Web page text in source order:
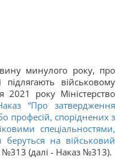
минулого року, про
військовому
року Міністерство
“Про затвердження
професій, споріднених з
спеціальностями,
на військовий
№313 (далі - Наказ №313).